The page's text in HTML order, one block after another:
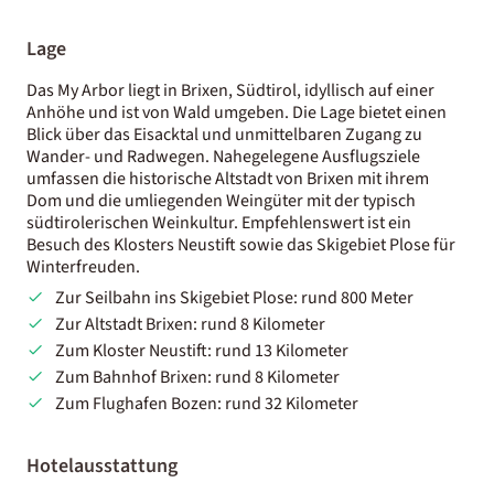
Lage
Das My Arbor liegt in Brixen, Südtirol, idyllisch auf einer
Anhöhe und ist von Wald umgeben. Die Lage bietet einen
Blick über das Eisacktal und unmittelbaren Zugang zu
Wander- und Radwegen. Nahegelegene Ausflugsziele
umfassen die historische Altstadt von Brixen mit ihrem
Dom und die umliegenden Weingüter mit der typisch
südtirolerischen Weinkultur. Empfehlenswert ist ein
Besuch des Klosters Neustift sowie das Skigebiet Plose für
Winterfreuden.
Zur Seilbahn ins Skigebiet Plose: rund 800 Meter
Zur Altstadt Brixen: rund 8 Kilometer
Zum Kloster Neustift: rund 13 Kilometer
Zum Bahnhof Brixen: rund 8 Kilometer
Zum Flughafen Bozen: rund 32 Kilometer
Hotelausstattung